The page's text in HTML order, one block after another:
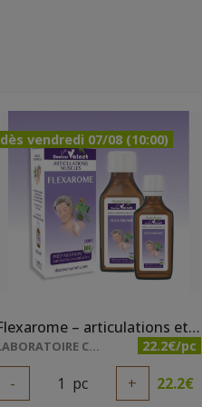
dès vendredi 07/08 (10:00)
Flexarome – articulations et muscleso 100ml
LABORATOIRE COSBIONAT 22.2€/pc
- 1 pc + 22.2€